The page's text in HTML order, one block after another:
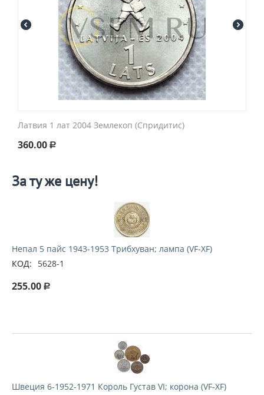
Латвия 1 лат 2004 Землекоп (Спридитис)
360.00 Р
За ту же цену!
Непал 5 пайс 1943-1953 Трибхуван; лампа (VF-XF)
КОД:
5628-1
255.00 Р
Швеция 6-1952-1971 Король Густав VI; корона (VF-XF)